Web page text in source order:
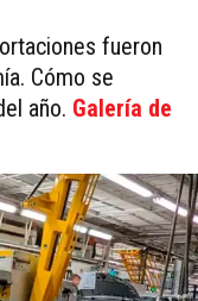
fueron
Cómo se
año. Galería de